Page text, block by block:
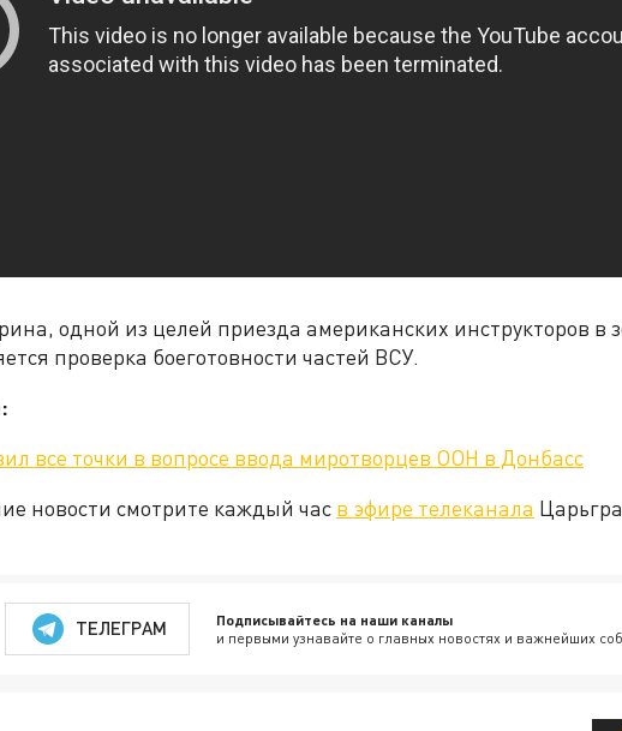
одной из целей приезда американских инструкторов в
проверка боеготовности частей ВСУ.
все точки в вопросе ввода миротворцев ООН в Донбасс
новости смотрите каждый час в эфире телеканала
ТЕЛЕГРАМ Подписывайтесь на наши каналы
и первыми узнавайте о главных новостях и важнейших